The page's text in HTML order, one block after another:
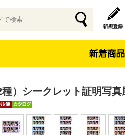
種）シークレット証明写